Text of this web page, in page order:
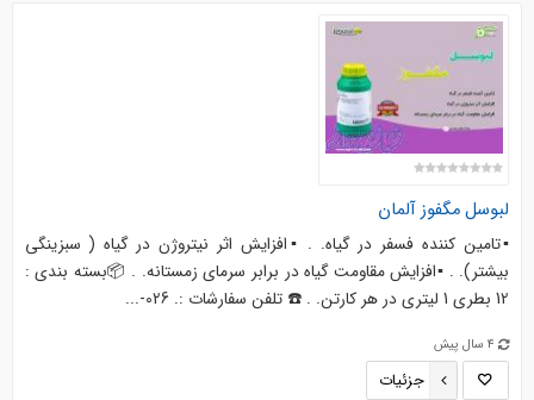
لبوسلمگفوزآلمان
▪️تامین کننده فسفر در گیاه. . ▪️افزایش اثر نیتروژن در گیاه ( سبزینگی
بیشتر). . ▪️افزایش مقاومت گیاه در برابر سرمای زمستانه. . 📦بسته بندی :
12 بطری 1 لیتری در هر کارتن. . ☎️ تلفن سفارشات :. 026-...
4 سال پیش
جزئیات